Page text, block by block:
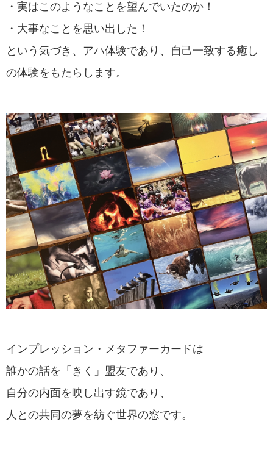
・実はこのようなことを望んでいたのか！
・大事なことを思い出した！
という気づき、アハ体験であり、自己一致する癒し
の体験をもたらします。
インプレッション・メタファーカードは
誰かの話を「きく」盟友であり、
自分の内面を映し出す鏡であり、
人との共同の夢を紡ぐ世界の窓です。